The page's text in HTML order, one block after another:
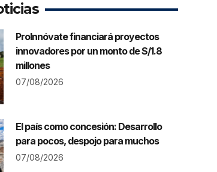
ProInnóvate financiará proyectos
innovadores por un monto de S/1.8
millones
07/08/2026
El país como concesión: Desarrollo
para pocos, despojo para muchos
07/08/2026